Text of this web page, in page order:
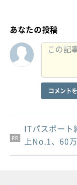
あなたの投稿
コメント
PR
PR
PR
ITパスポート
上No.1、60